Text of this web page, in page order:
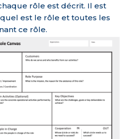
rôle est décrit. Il est
est le rôle et toutes les
ce rôle.